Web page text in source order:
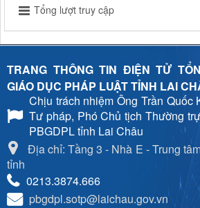
Tổng lượt truy cập
TRANG THÔNG TIN ĐIỆN TỬ
GIÁO DỤC PHÁP LUẬT TỈNH LAI
Chịu trách nhiệmÔng Trần Quốc
Tư pháp, Phó Chủ tịch Thường
PBGDPL tỉnh Lai Châu
Địa chỉ: Tầng 3 - Nhà E - Trung
tỉnh
0213.3874.666
pbgdpl.sotp@laichau.gov.vn